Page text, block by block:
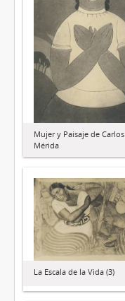
Mujer y Paisaje de Carlos
Mérida
La Escala de la Vida (3)